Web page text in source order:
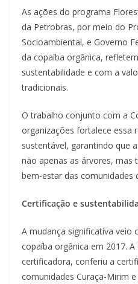
As ações do programa
da Petrobras, por meio do
Socioambiental, e Governo
da copaíba orgânica,
sustentabilidade e com a
tradicionais.
O trabalho conjunto com a
organizações fortalece essa
sustentável, garantindo que
não apenas as árvores, mas
bem-estar das comunidades
Certificação e
A mudança significativa veio
copaíba orgânica em 2017.
certificadora, conferiu a
comunidades Curaça-Mirim